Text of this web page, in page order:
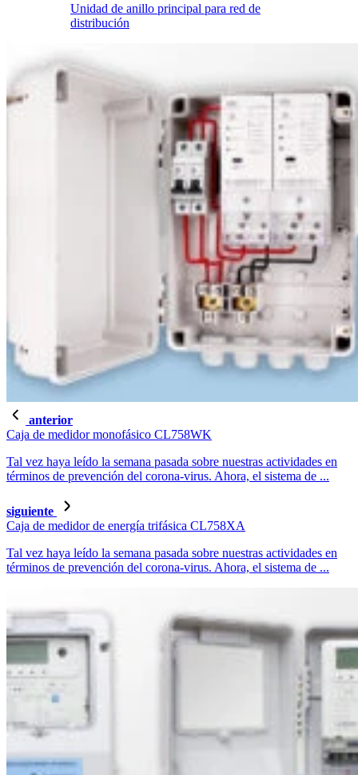
Unidad de anillo principal para red de
distribución
anterior
Caja de medidor monofásico CL758WK
Tal vez haya leído la semana pasada sobre nuestras actividades en
términos de prevención del corona-virus. Ahora, el sistema de ...
siguiente
Caja de medidor de energía trifásica CL758XA
Tal vez haya leído la semana pasada sobre nuestras actividades en
términos de prevención del corona-virus. Ahora, el sistema de ...